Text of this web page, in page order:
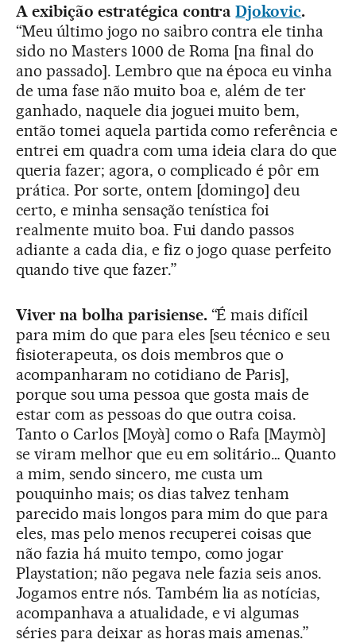
A exibição estratégica contraDjokovic.
“Meu último jogo no saibro contra ele tinha
sido no Masters 1000 de Roma [na final do
ano passado]. Lembro que na época eu vinha
de uma fase não muito boa e, além de ter
ganhado, naquele dia joguei muito bem,
então tomei aquela partida como referência e
entrei em quadra com uma ideia clara do que
queria fazer; agora, o complicado é pôr em
prática. Por sorte, ontem [domingo] deu
certo, e minha sensação tenística foi
realmente muito boa. Fui dando passos
adiante a cada dia, e fiz o jogo quase perfeito
quando tive que fazer.”
Viver na bolha parisiense. “É mais difícil
para mim do que para eles [seu técnico e seu
fisioterapeuta, os dois membros que o
acompanharam no cotidiano de Paris],
porque sou uma pessoa que gosta mais de
estar com as pessoas do que outra coisa.
Tanto o Carlos [Moyà] como o Rafa [Maymò]
se viram melhor que eu em solitário… Quanto
a mim, sendo sincero, me custa um
pouquinho mais; os dias talvez tenham
parecido mais longos para mim do que para
eles, mas pelo menos recuperei coisas que
não fazia há muito tempo, como jogar
Playstation; não pegava nele fazia seis anos.
Jogamos entre nós. Também lia as notícias,
acompanhava a atualidade, e vi algumas
séries para deixar as horas mais amenas.”